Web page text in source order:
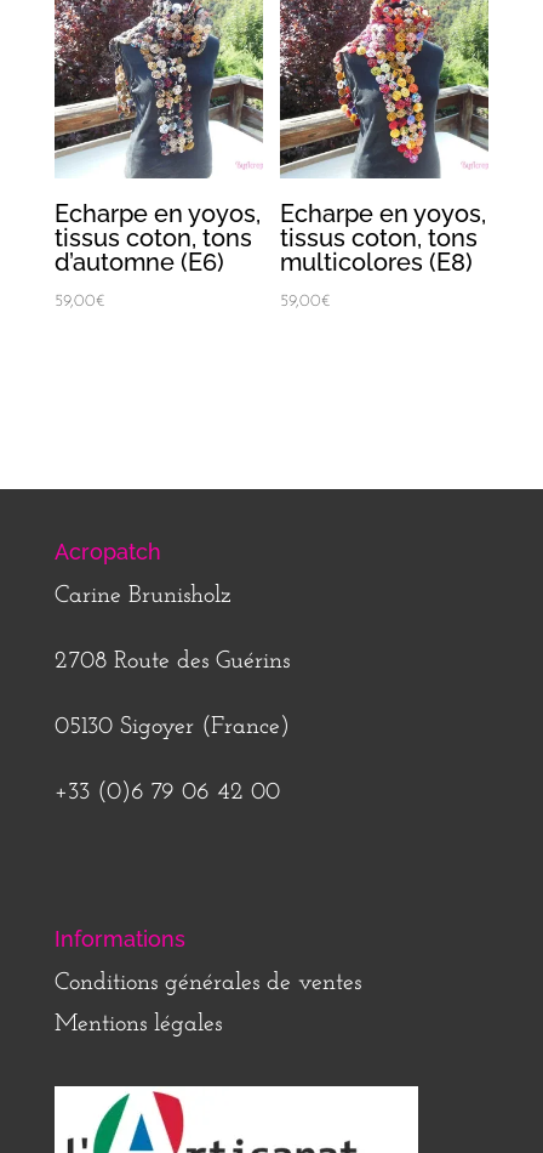
Echarpe en yoyos,
tissus coton, tons
d’automne (E6)
59,00€
Echarpe en yoyos,
tissus coton, tons
multicolores (E8)
59,00€
Acropatch
Carine Brunisholz
2708 Route des Guérins
05130 Sigoyer (France)
+33 (0)6 79 06 42 00
Informations
Conditions générales de ventes
Mentions légales